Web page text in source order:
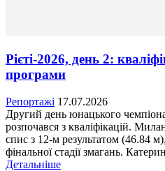
Рієті-2026, день 2:
програми
Репортажі 17.07.2026
Другий день юнацького
розпочався з кваліфікацій.
спис з 12-м результатом (46.84
фінальної стадії змагань.
Детальніше